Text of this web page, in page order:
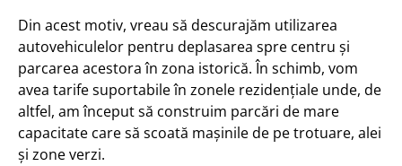
Din acest motiv, vreau să descurajăm utilizarea
autovehiculelor pentru deplasarea spre centru și
parcarea acestora în zona istorică. În schimb, vom
avea tarife suportabile în zonele rezidențiale unde, de
altfel, am început să construim parcări de mare
capacitate care să scoată mașinile de pe trotuare, alei
și zone verzi.